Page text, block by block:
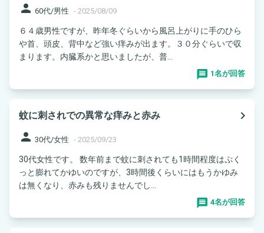
person 60代/男性 - 2025/08/09
６４歳男性ですが、昨年冬ぐらいから風呂上がりに手のひら
や首、頭皮、背中など強い痒みが出ます。３０分ぐらいで収
まります。内臓系かと思いましたが、普...
1名が回答
蚊に刺されでの異常な痒みと赤み
navigate_next
person 30代/女性 - 2025/09/23
30代女性です。 数年前まで蚊に刺されても1時間程度はぷく
っと膨れてかゆいのですが、3時間後くらいにはもうかゆみ
は無くなり、赤みも残りませんでし...
4名が回答